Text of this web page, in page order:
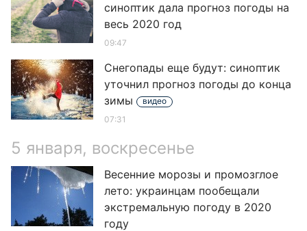
синоптик дала прогноз погоды на
весь 2020 год
09:47
Снегопады еще будут: синоптик
уточнил прогноз погоды до конца
зимы
видео
07:31
5 января, воскресенье
Весенние морозы и промозглое
лето: украинцам пообещали
экстремальную погоду в 2020
году